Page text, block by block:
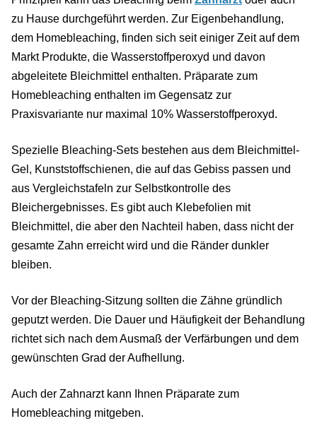
zu Hause durchgeführt werden. Zur Eigenbehandlung,
dem Homebleaching, finden sich seit einiger Zeit auf dem
Markt Produkte, die Wasserstoffperoxyd und davon
abgeleitete Bleichmittel enthalten. Präparate zum
Homebleaching enthalten im Gegensatz zur
Praxisvariante nur maximal 10% Wasserstoffperoxyd.
Spezielle Bleaching-Sets bestehen aus dem Bleichmittel-
Gel, Kunststoffschienen, die auf das Gebiss passen und
aus Vergleichstafeln zur Selbstkontrolle des
Bleichergebnisses. Es gibt auch Klebefolien mit
Bleichmittel, die aber den Nachteil haben, dass nicht der
gesamte Zahn erreicht wird und die Ränder dunkler
bleiben.
Vor der Bleaching-Sitzung sollten die Zähne gründlich
geputzt werden. Die Dauer und Häufigkeit der Behandlung
richtet sich nach dem Ausmaß der Verfärbungen und dem
gewünschten Grad der Aufhellung.
Auch der Zahnarzt kann Ihnen Präparate zum
Homebleaching mitgeben.